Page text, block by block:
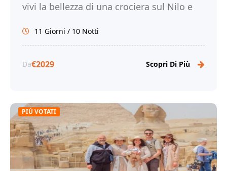
vivi la bellezza di una crociera sul Nilo e
storia e cultura dell'Egitto.
11 Giorni / 10 Notti
Da€2029 Scopri Di Più
PIÙ VOTATI